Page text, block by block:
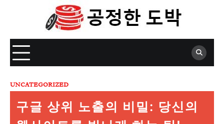
UNCATEGORIZED
구글 상위 노출의 비밀: 당신의